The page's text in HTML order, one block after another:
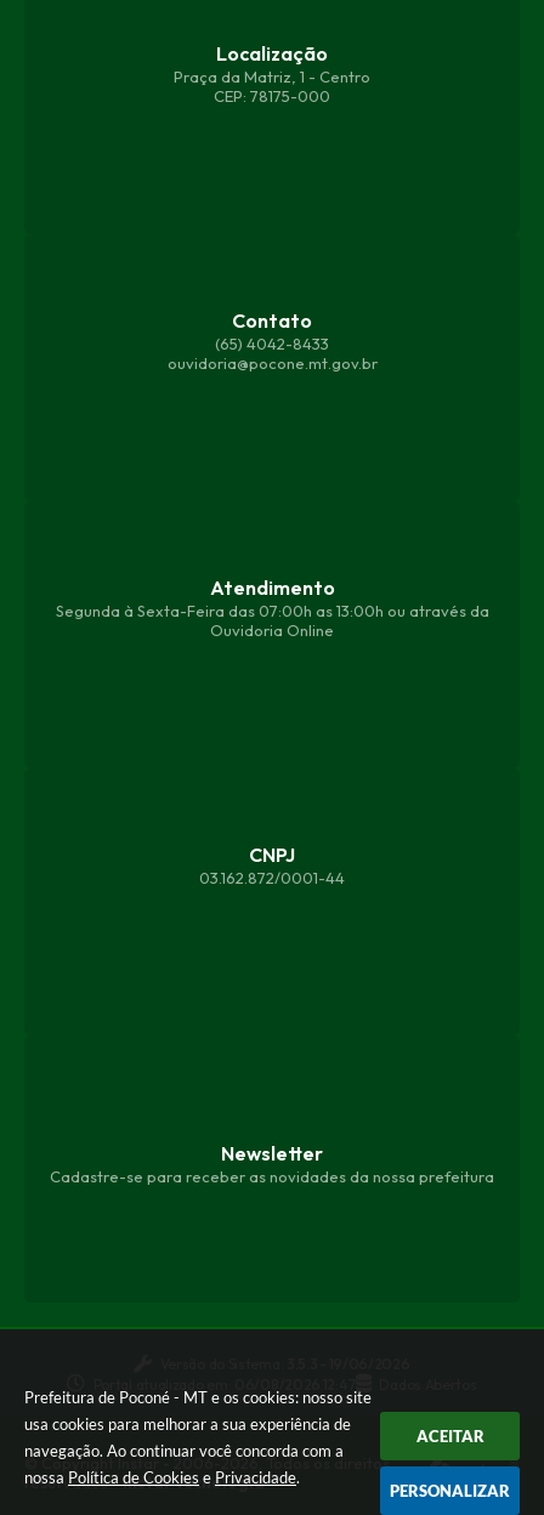
Prefeitura de Poconé - MT e os cookies: nosso site
usa cookies para melhorar a sua experiência de
navegação. Ao continuar você concorda com a
nossa Política de Cookies e Privacidade.
ACEITAR
PERSONALIZAR
Localização
Praça da Matriz, 1 - Centro
CEP: 78175-000
Contato
(65) 4042-8433
ouvidoria@pocone.mt.gov.br
Atendimento
Segunda à Sexta-Feira das 07:00h as 13:00h ou através da
Ouvidoria Online
CNPJ
03.162.872/0001-44
Newsletter
Cadastre-se para receber as novidades da nossa prefeitura
© Copyright Instar - 2006-2026. Todos os direitos
reservados -Instar Tecnologia